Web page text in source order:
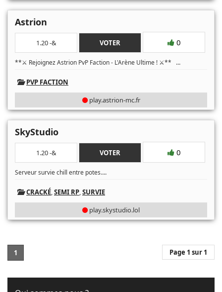
Astrion
1.20 -& VOTER 0
**⚔️ Rejoignez Astrion PvP Faction - L'Arène Ultime ! ⚔️** ...
PVP FACTION
play.astrion-mc.fr
SkyStudio
1.20 -& VOTER 0
Serveur survie chill entre potes....
CRACKÉ,SEMI RP,SURVIE
play.skystudio.lol
1 Page 1 sur 1